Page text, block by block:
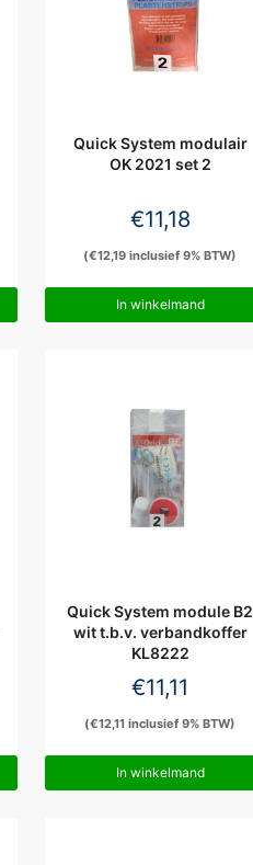
Quick System modulair
OK 2021 set 2
€11,18
(€12,19 inclusief 9% BTW)
In winkelmand
Quick System module B2
wit t.b.v. verbandkoffer
KL8222
€11,11
(€12,11 inclusief 9% BTW)
In winkelmand